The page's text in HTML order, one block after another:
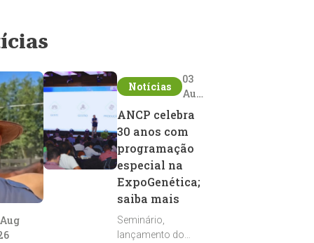
Notícias
03
Aug
ANCP celebra
30 anos com
programação
especial na
ExpoGenética;
saiba mais
Seminário,
lançamento do